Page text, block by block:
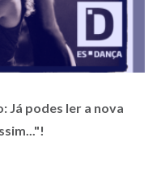
Já podes ler a nova